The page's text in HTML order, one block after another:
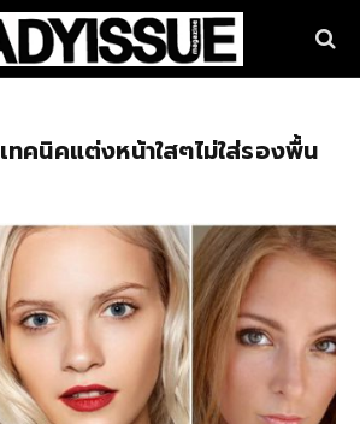
เทคนิคแต่งหน้าใสๆไม่ใส่รองพื้น